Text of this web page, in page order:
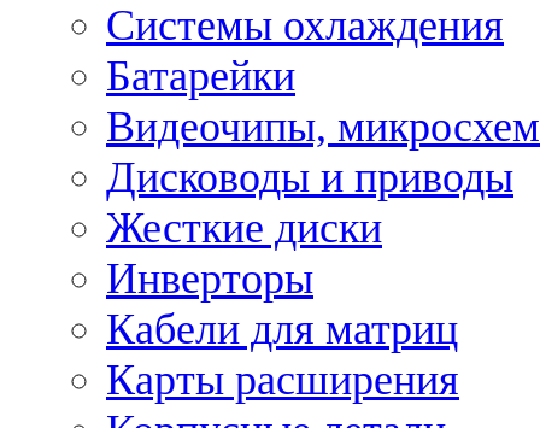
Системы охлаждения
Батарейки
Видеочипы,
Дисководы и приводы
Жесткие диски
Инверторы
Кабели для матриц
Карты расширения